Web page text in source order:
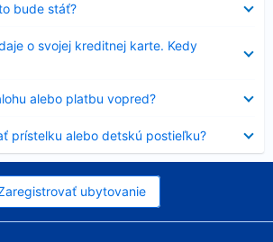
bude stáť?
o svojej kreditnej karte. Kedy
alebo platbu vopred?
prístelku alebo detskú postieľku?
ubytovanie